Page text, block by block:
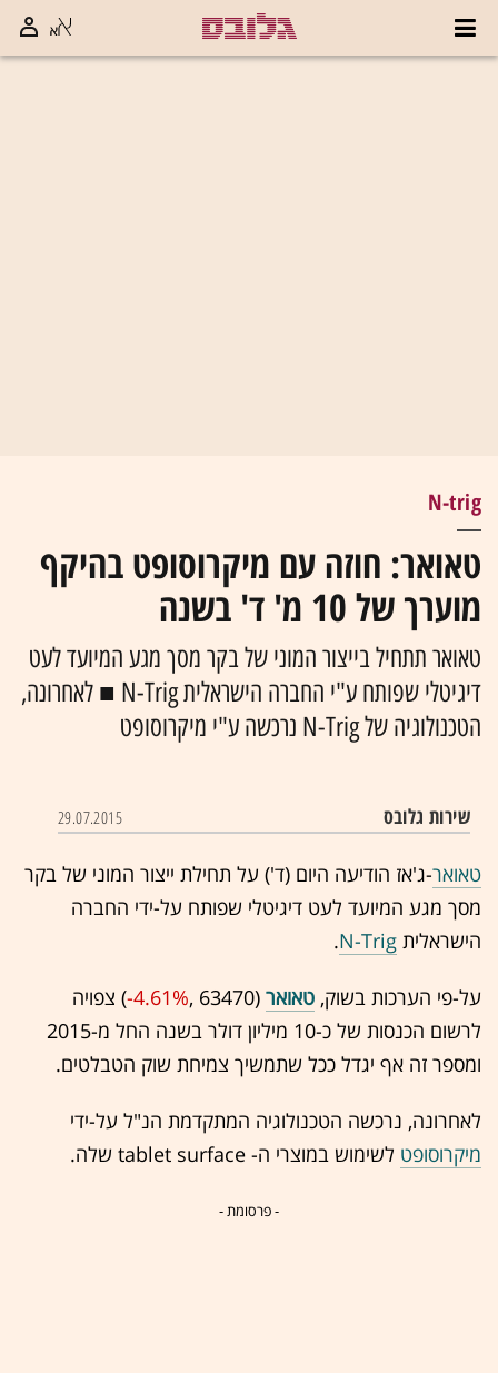
N-trig
טאואר: חוזה עם מיקרוסופט בהיקף
מוערך של 10 מ' ד' בשנה
טאואר תתחיל בייצור המוני של בקר מסך מגע המיועד לעט
דיגיטלי שפותח ע"י החברה הישראלית N-Trig ■ לאחרונה,
הטכנולוגיה של N-Trig נרכשה ע"י מיקרוסופט
שירות גלובס 29.07.2015
טאואר-ג'אז הודיעה היום (ד') על תחילת ייצור המוני של בקר
מסך מגע המיועד לעט דיגיטלי שפותח על-ידי החברה
הישראלית N-Trig
.
על-פי הערכות בשוק, טאואר (63470 ,‎
-4.61%
‏) צפויה
לרשום הכנסות של כ-10 מיליון דולר בשנה החל מ-2015
ומספר זה אף יגדל ככל שתמשיך צמיחת שוק הטבלטים.
לאחרונה, נרכשה הטכנולוגיה המתקדמת הנ"ל על-ידי
מיקרוסופט לשימוש במוצרי ה- tablet surface שלה.
- פרסומת -